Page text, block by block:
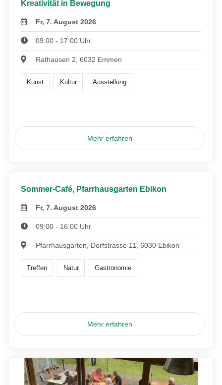
Kreativität in Bewegung
Fr, 7. August 2026
09:00 - 17:00 Uhr
Rathausen 2, 6032 Emmen
Kunst Kultur Ausstellung
Mehr erfahren
Sommer-Café, Pfarrhausgarten Ebikon
Fr, 7. August 2026
09:00 - 16:00 Uhr
Pfarrhausgarten, Dorfstrasse 11, 6030 Ebikon
Treffen Natur Gastronomie
Mehr erfahren